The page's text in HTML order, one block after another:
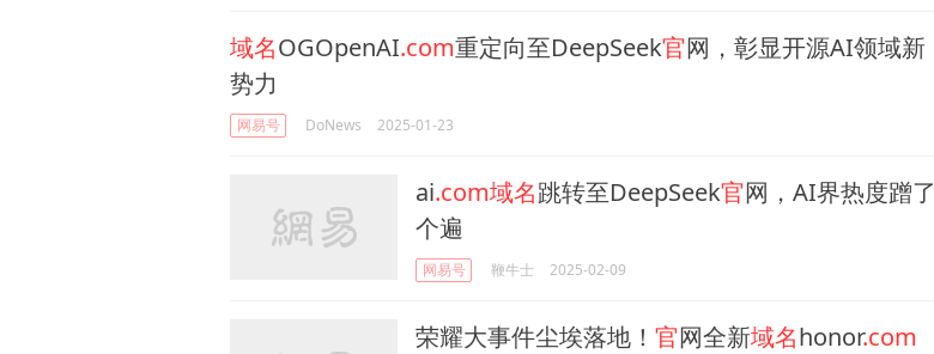
域名OGOpenAI.com重定向至DeepSeek官网，彰显开源AI领域新
势力
网易号 DoNews 2025-01-23
ai.com域名跳转至DeepSeek官网，AI界热度蹭了
个遍
网易号 鞭牛士 2025-02-09
荣耀大事件尘埃落地！ 官网全新域名honor.com